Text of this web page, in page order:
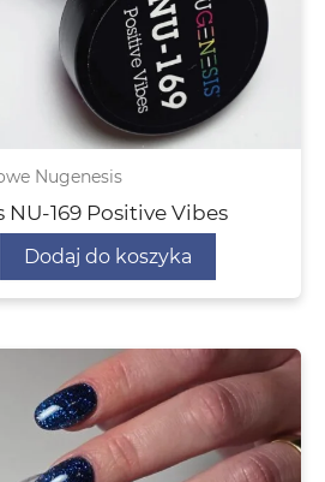
Nugenesis
NU-169 Positive Vibes
Dodaj do koszyka